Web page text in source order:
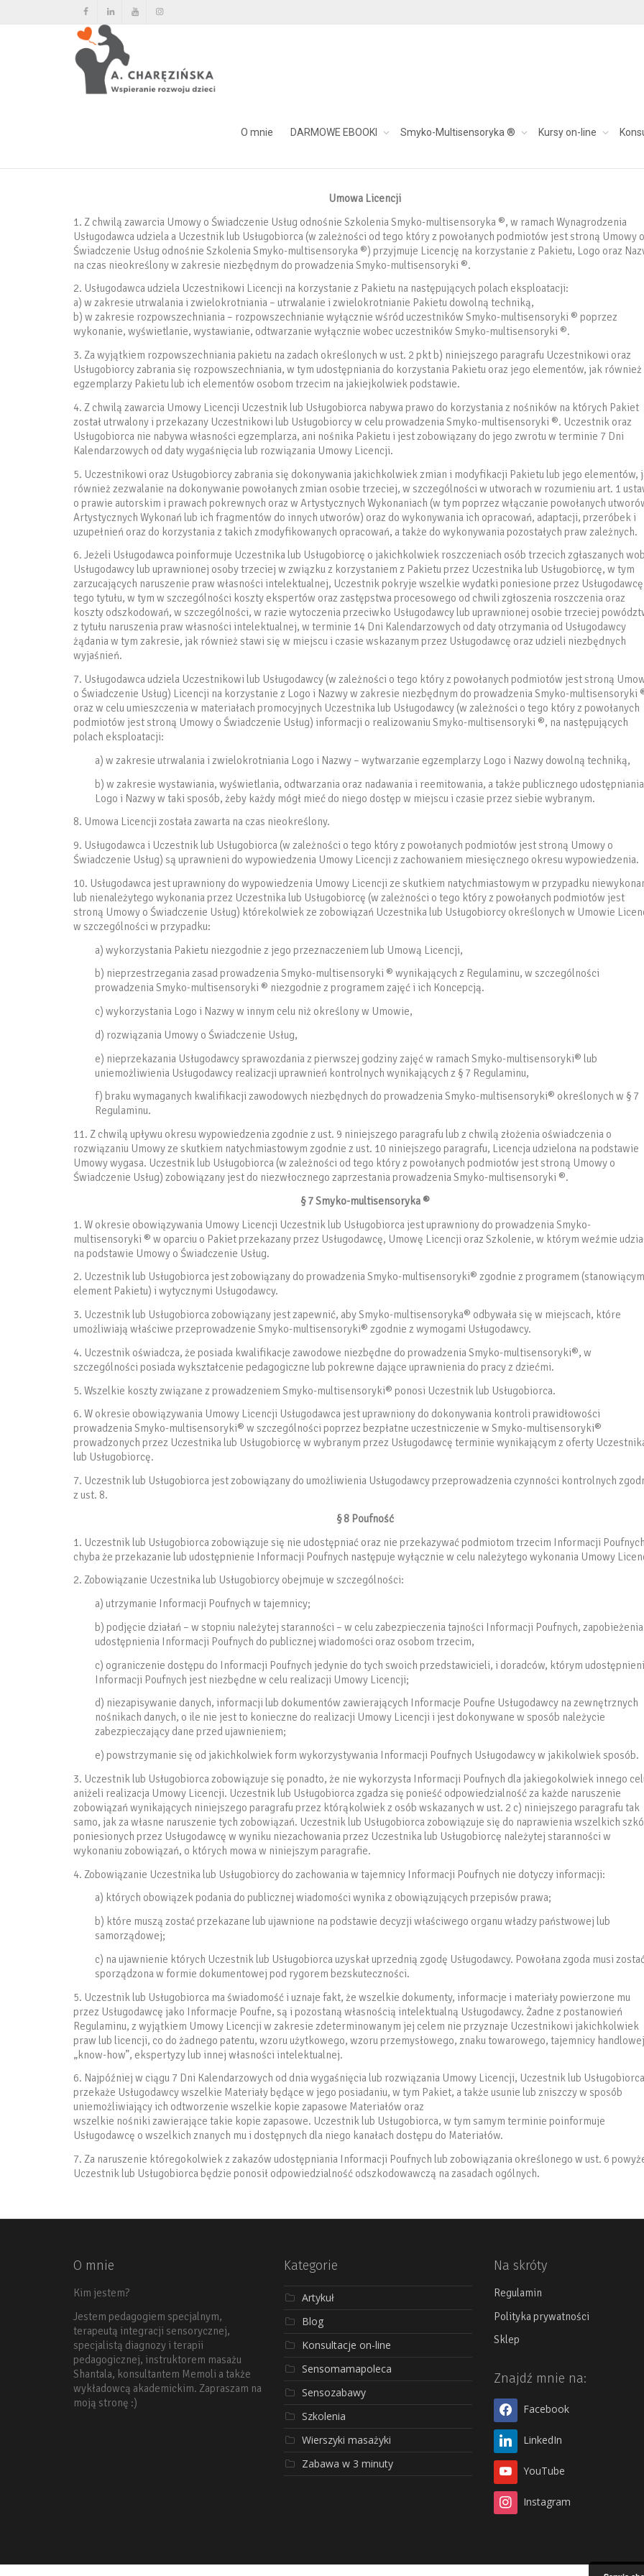
O mnie DARMOWE EBOOKI Smyko-Multisensoryka ® Kursy on-line
Umowa Licencji
1. Z chwilą zawarcia Umowy o Świadczenie Usług odnośnie Szkolenia Smyko-multisensoryka ®, w ramach Wynagrodzenia
Usługodawca udziela a Uczestnik lub Usługobiorca (w zależności od tego który z powołanych podmiotów jest stroną Umowy o
Świadczenie Usług odnośnie Szkolenia Smyko-multisensoryka ®) przyjmuje Licencję na korzystanie z Pakietu, Logo oraz
na czas nieokreślony w zakresie niezbędnym do prowadzenia Smyko-multisensoryki ®.
2. Usługodawca udziela Uczestnikowi Licencji na korzystanie z Pakietu na następujących polach eksploatacji:
a) w zakresie utrwalania i zwielokrotniania – utrwalanie i zwielokrotnianie Pakietu dowolną techniką,
b) w zakresie rozpowszechniania – rozpowszechnianie wyłącznie wśród uczestników Smyko-multisensoryki ® poprzez
wykonanie, wyświetlanie, wystawianie, odtwarzanie wyłącznie wobec uczestników Smyko-multisensoryki ®.
3. Za wyjątkiem rozpowszechniania pakietu na zadach określonych w ust. 2 pkt b) niniejszego paragrafu Uczestnikowi oraz
Usługobiorcy zabrania się rozpowszechniania, w tym udostępniania do korzystania Pakietu oraz jego elementów, jak również
egzemplarzy Pakietu lub ich elementów osobom trzecim na jakiejkolwiek podstawie.
4. Z chwilą zawarcia Umowy Licencji Uczestnik lub Usługobiorca nabywa prawo do korzystania z nośników na których Pakiet
został utrwalony i przekazany Uczestnikowi lub Usługobiorcy w celu prowadzenia Smyko-multisensoryki ®. Uczestnik oraz
Usługobiorca nie nabywa własności egzemplarza, ani nośnika Pakietu i jest zobowiązany do jego zwrotu w terminie 7 Dni
Kalendarzowych od daty wygaśnięcia lub rozwiązania Umowy Licencji.
5. Uczestnikowi oraz Usługobiorcy zabrania się dokonywania jakichkolwiek zmian i modyfikacji Pakietu lub jego elementów,
również zezwalanie na dokonywanie powołanych zmian osobie trzeciej, w szczególności w utworach w rozumieniu art. 1
o prawie autorskim i prawach pokrewnych oraz w Artystycznych Wykonaniach (w tym poprzez włączanie powołanych
Artystycznych Wykonań lub ich fragmentów do innych utworów) oraz do wykonywania ich opracowań, adaptacji, przeróbek i
uzupełnień oraz do korzystania z takich zmodyfikowanych opracowań, a także do wykonywania pozostałych praw zależnych.
6. Jeżeli Usługodawca poinformuje Uczestnika lub Usługobiorcę o jakichkolwiek roszczeniach osób trzecich zgłaszanych
Usługodawcy lub uprawnionej osoby trzeciej w związku z korzystaniem z Pakietu przez Uczestnika lub Usługobiorcę, w tym
zarzucających naruszenie praw własności intelektualnej, Uczestnik pokryje wszelkie wydatki poniesione przez Usługodawcę
tego tytułu, w tym w szczególności koszty ekspertów oraz zastępstwa procesowego od chwili zgłoszenia roszczenia oraz
koszty odszkodowań, w szczególności, w razie wytoczenia przeciwko Usługodawcy lub uprawnionej osobie trzeciej
z tytułu naruszenia praw własności intelektualnej, w terminie 14 Dni Kalendarzowych od daty otrzymania od Usługodawcy
żądania w tym zakresie, jak również stawi się w miejscu i czasie wskazanym przez Usługodawcę oraz udzieli niezbędnych
wyjaśnień.
7. Usługodawca udziela Uczestnikowi lub Usługodawcy (w zależności o tego który z powołanych podmiotów jest stroną
o Świadczenie Usług) Licencji na korzystanie z Logo i Nazwy w zakresie niezbędnym do prowadzenia Smyko-multisensoryki
oraz w celu umieszczenia w materiałach promocyjnych Uczestnika lub Usługodawcy (w zależności o tego który z powołanych
podmiotów jest stroną Umowy o Świadczenie Usług) informacji o realizowaniu Smyko-multisensoryki ®, na następujących
polach eksploatacji:
a) w zakresie utrwalania i zwielokrotniania Logo i Nazwy – wytwarzanie egzemplarzy Logo i Nazwy dowolną techniką,
b) w zakresie wystawiania, wyświetlania, odtwarzania oraz nadawania i reemitowania, a także publicznego udostępniania
Logo i Nazwy w taki sposób, żeby każdy mógł mieć do niego dostęp w miejscu i czasie przez siebie wybranym.
8. Umowa Licencji została zawarta na czas nieokreślony.
9. Usługodawca i Uczestnik lub Usługobiorca (w zależności o tego który z powołanych podmiotów jest stroną Umowy o
Świadczenie Usług) są uprawnieni do wypowiedzenia Umowy Licencji z zachowaniem miesięcznego okresu wypowiedzenia.
10. Usługodawca jest uprawniony do wypowiedzenia Umowy Licencji ze skutkiem natychmiastowym w przypadku
lub nienależytego wykonania przez Uczestnika lub Usługobiorcę (w zależności o tego który z powołanych podmiotów jest
stroną Umowy o Świadczenie Usług) którekolwiek ze zobowiązań Uczestnika lub Usługobiorcy określonych w Umowie
w szczególności w przypadku:
a) wykorzystania Pakietu niezgodnie z jego przeznaczeniem lub Umową Licencji,
b) nieprzestrzegania zasad prowadzenia Smyko-multisensoryki ® wynikających z Regulaminu, w szczególności
prowadzenia Smyko-multisensoryki ® niezgodnie z programem zajęć i ich Koncepcją.
c) wykorzystania Logo i Nazwy w innym celu niż określony w Umowie,
d) rozwiązania Umowy o Świadczenie Usług,
e) nieprzekazania Usługodawcy sprawozdania z pierwszej godziny zajęć w ramach Smyko-multisensoryki® lub
uniemożliwienia Usługodawcy realizacji uprawnień kontrolnych wynikających z § 7 Regulaminu,
f) braku wymaganych kwalifikacji zawodowych niezbędnych do prowadzenia Smyko-multisensoryki® określonych w § 7
Regulaminu.
11. Z chwilą upływu okresu wypowiedzenia zgodnie z ust. 9 niniejszego paragrafu lub z chwilą złożenia oświadczenia o
rozwiązaniu Umowy ze skutkiem natychmiastowym zgodnie z ust. 10 niniejszego paragrafu, Licencja udzielona na podstawie
Umowy wygasa. Uczestnik lub Usługobiorca (w zależności od tego który z powołanych podmiotów jest stroną Umowy o
Świadczenie Usług) zobowiązany jest do niezwłocznego zaprzestania prowadzenia Smyko-multisensoryki ®.
§ 7 Smyko-multisensoryka ®
1. W okresie obowiązywania Umowy Licencji Uczestnik lub Usługobiorca jest uprawniony do prowadzenia Smyko-
multisensoryki ® w oparciu o Pakiet przekazany przez Usługodawcę, Umowę Licencji oraz Szkolenie, w którym weźmie
na podstawie Umowy o Świadczenie Usług.
2. Uczestnik lub Usługobiorca jest zobowiązany do prowadzenia Smyko-multisensoryki® zgodnie z programem (stanowiącym
element Pakietu) i wytycznymi Usługodawcy.
3. Uczestnik lub Usługobiorca zobowiązany jest zapewnić, aby Smyko-multisensoryka® odbywała się w miejscach, które
umożliwiają właściwe przeprowadzenie Smyko-multisensoryki® zgodnie z wymogami Usługodawcy.
4. Uczestnik oświadcza, że posiada kwalifikacje zawodowe niezbędne do prowadzenia Smyko-multisensoryki®, w
szczególności posiada wykształcenie pedagogiczne lub pokrewne dające uprawnienia do pracy z dziećmi.
5. Wszelkie koszty związane z prowadzeniem Smyko-multisensoryki® ponosi Uczestnik lub Usługobiorca.
6. W okresie obowiązywania Umowy Licencji Usługodawca jest uprawniony do dokonywania kontroli prawidłowości
prowadzenia Smyko-multisensoryki® w szczególności poprzez bezpłatne uczestniczenie w Smyko-multisensoryki®
prowadzonych przez Uczestnika lub Usługobiorcę w wybranym przez Usługodawcę terminie wynikającym z oferty
lub Usługobiorcę.
7. Uczestnik lub Usługobiorca jest zobowiązany do umożliwienia Usługodawcy przeprowadzenia czynności kontrolnych
z ust. 8.
§ 8 Poufność
1. Uczestnik lub Usługobiorca zobowiązuje się nie udostępniać oraz nie przekazywać podmiotom trzecim Informacji
chyba że przekazanie lub udostępnienie Informacji Poufnych następuje wyłącznie w celu należytego wykonania Umowy
2. Zobowiązanie Uczestnika lub Usługobiorcy obejmuje w szczególności:
a) utrzymanie Informacji Poufnych w tajemnicy;
b) podjęcie działań – w stopniu należytej staranności – w celu zabezpieczenia tajności Informacji Poufnych, zapobieżenia
udostępnienia Informacji Poufnych do publicznej wiadomości oraz osobom trzecim,
c) ograniczenie dostępu do Informacji Poufnych jedynie do tych swoich przedstawicieli, i doradców, którym
Informacji Poufnych jest niezbędne w celu realizacji Umowy Licencji;
d) niezapisywanie danych, informacji lub dokumentów zawierających Informacje Poufne Usługodawcy na zewnętrznych
nośnikach danych, o ile nie jest to konieczne do realizacji Umowy Licencji i jest dokonywane w sposób należycie
zabezpieczający dane przed ujawnieniem;
e) powstrzymanie się od jakichkolwiek form wykorzystywania Informacji Poufnych Usługodawcy w jakikolwiek sposób.
3. Uczestnik lub Usługobiorca zobowiązuje się ponadto, że nie wykorzysta Informacji Poufnych dla jakiegokolwiek innego
aniżeli realizacja Umowy Licencji. Uczestnik lub Usługobiorca zgadza się ponieść odpowiedzialność za każde naruszenie
zobowiązań wynikających niniejszego paragrafu przez którąkolwiek z osób wskazanych w ust. 2 c) niniejszego paragrafu tak
samo, jak za własne naruszenie tych zobowiązań. Uczestnik lub Usługobiorca zobowiązuje się do naprawienia wszelkich
poniesionych przez Usługodawcę w wyniku niezachowania przez Uczestnika lub Usługobiorcę należytej staranności w
wykonaniu zobowiązań, o których mowa w niniejszym paragrafie.
4. Zobowiązanie Uczestnika lub Usługobiorcy do zachowania w tajemnicy Informacji Poufnych nie dotyczy informacji:
a) których obowiązek podania do publicznej wiadomości wynika z obowiązujących przepisów prawa;
b) które muszą zostać przekazane lub ujawnione na podstawie decyzji właściwego organu władzy państwowej lub
samorządowej;
c) na ujawnienie których Uczestnik lub Usługobiorca uzyskał uprzednią zgodę Usługodawcy. Powołana zgoda musi
sporządzona w formie dokumentowej pod rygorem bezskuteczności.
5. Uczestnik lub Usługobiorca ma świadomość i uznaje fakt, że wszelkie dokumenty, informacje i materiały powierzone mu
przez Usługodawcę jako Informacje Poufne, są i pozostaną własnością intelektualną Usługodawcy. Żadne z postanowień
Regulaminu, z wyjątkiem Umowy Licencji w zakresie zdeterminowanym jej celem nie przyznaje Uczestnikowi jakichkolwiek
praw lub licencji, co do żadnego patentu, wzoru użytkowego, wzoru przemysłowego, znaku towarowego, tajemnicy
„know-how”, ekspertyzy lub innej własności intelektualnej.
6. Najpóźniej w ciągu 7 Dni Kalendarzowych od dnia wygaśnięcia lub rozwiązania Umowy Licencji, Uczestnik lub Usługobiorca
przekaże Usługodawcy wszelkie Materiały będące w jego posiadaniu, w tym Pakiet, a także usunie lub zniszczy w sposób
uniemożliwiający ich odtworzenie wszelkie kopie zapasowe Materiałów oraz
wszelkie nośniki zawierające takie kopie zapasowe. Uczestnik lub Usługobiorca, w tym samym terminie poinformuje
Usługodawcę o wszelkich znanych mu i dostępnych dla niego kanałach dostępu do Materiałów.
7. Za naruszenie któregokolwiek z zakazów udostępniania Informacji Poufnych lub zobowiązania określonego w ust. 6
Uczestnik lub Usługobiorca będzie ponosił odpowiedzialność odszkodowawczą na zasadach ogólnych.
O mnie
Kim jestem?
Jestem pedagogiem specjalnym,
terapeutą integracji sensorycznej,
specjalistą diagnozy i terapii
pedagogicznej, instruktorem masażu
Shantala, konsultantem Memoli a także
wykładowcą akademickim. Zapraszam na
moją stronę :)
Kategorie
Artykuł
Blog
Konsultacje on-line
Sensomamapoleca
Sensozabawy
Szkolenia
Wierszyki masażyki
Zabawa w 3 minuty
Na skróty
Regulamin
Polityka prywatności
Sklep
Znajdź mnie na:
Facebook
LinkedIn
YouTube
Instagram